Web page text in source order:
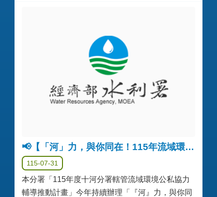
📢【「河」力，與你同在！115年流域環境公私協力企劃募集】入選名單公告
115-07-31
本分署「115年度十河分署轄管流域環境公私協力
輔導推動計畫」今年持續辦理「『河』力，與你同